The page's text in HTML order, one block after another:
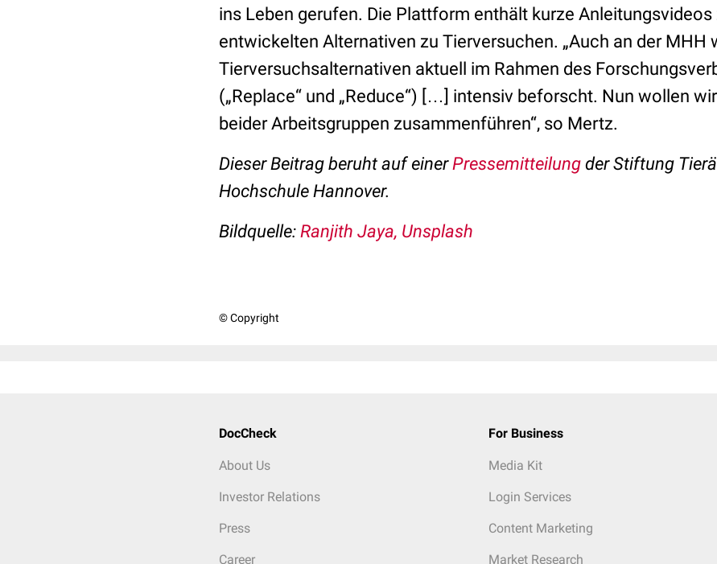
ins Leben gerufen. Die Plattform enthält kurze Anleitungsvideos
entwickelten Alternativen zu Tierversuchen. „Auch an der MHH
Tierversuchsalternativen aktuell im Rahmen des
(„Replace“ und „Reduce“) […] intensiv beforscht. Nun wollen
beider Arbeitsgruppen zusammenführen“, so Mertz.
Dieser Beitrag beruht auf einerPressemitteilung der Stiftung
Hochschule Hannover.
Bildquelle: Ranjith Jaya, Unsplash
© Copyright
DocCheck
About Us
Investor Relations
Press
Career
For Business
Media Kit
Login Services
Content Marketing
Market Research